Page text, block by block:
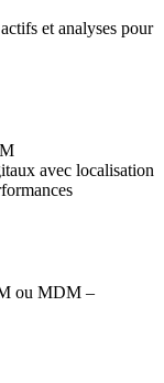
et analyses pour
avec localisation
ou MDM –